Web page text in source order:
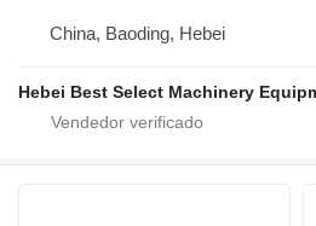
China, Baoding, Hebei
Hebei Best Select Machinery